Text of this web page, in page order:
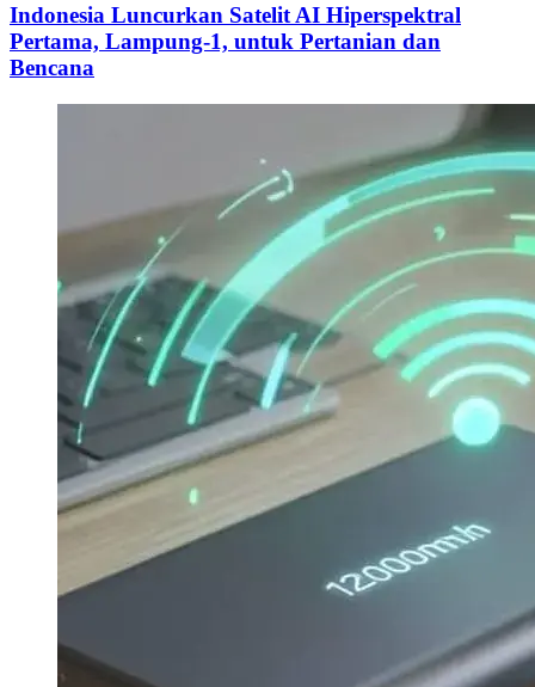
Indonesia Luncurkan Satelit AI Hiperspektral
Pertama, Lampung-1, untuk Pertanian dan
Bencana